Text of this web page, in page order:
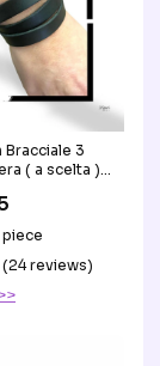
3
( a scelta )
piece
(24 reviews)